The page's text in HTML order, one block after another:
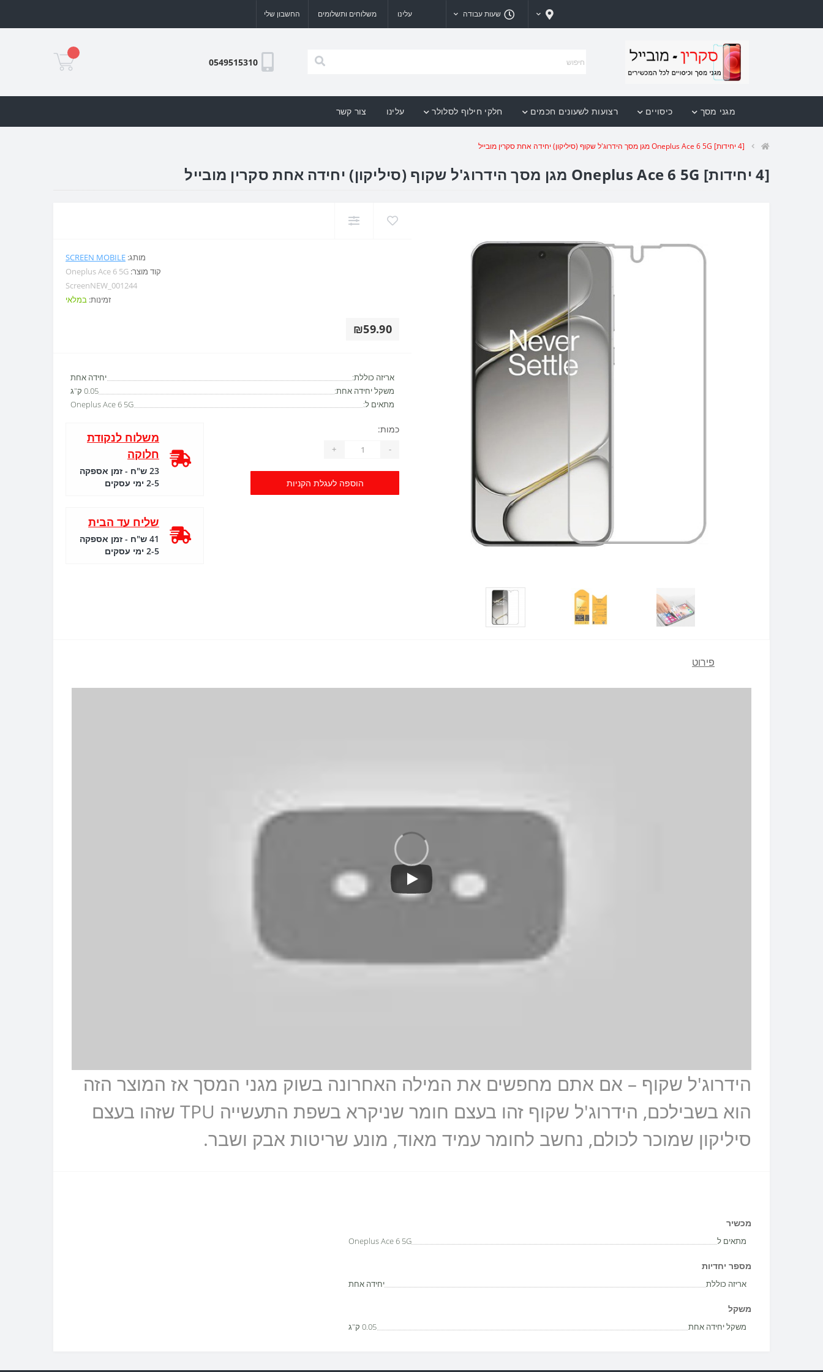
שעות עבודה עלינו משלוחים ותשלומים החשבון שלי
0549515310
מגני מסך כיסויים רצועות לשעונים חכמים חלקי חילוף לסלולר עלינו צור קשר
[4 יחידות] Oneplus Ace 6 5G מגן מסך הידרוג'ל שקוף (סיליקון) יחידה אחת סקרין מובייל
[4 יחידות] Oneplus Ace 6 5G מגן מסך הידרוג'ל שקוף (סיליקון) יחידה אחת סקרין מובייל
מותג: SCREEN MOBILE
קוד מוצר: Oneplus Ace 6 5G
ScreenNEW_001244
זמינות: במלאי
₪59.90
אריזה כוללת:
יחידה אחת
משקל יחידה אחת:
0.05 ק"ג
מתאים ל:
Oneplus Ace 6 5G
כמות:
-
+
הוספה לעגלת הקניות
משלוח לנקודת
חלוקה
23 ש"ח - זמן אספקה
2-5 ימי עסקים
שליח עד הבית
41 ש"ח - זמן אספקה
2-5 ימי עסקים
פירוט
הידרוג'ל שקוף – אם אתם מחפשים את המילה האחרונה בשוק מגני המסך אז המוצר הזה
הוא בשבילכם, הידרוג'ל שקוף זהו בעצם חומר שניקרא בשפת התעשייה TPU שזהו בעצם
סיליקון שמוכר לכולם, נחשב לחומר עמיד מאוד, מונע שריטות אבק ושבר.
מכשיר
מתאים ל Oneplus Ace 6 5G
מספר יחדיות
אריזה כוללת יחידה אחת
משקל
משקל יחידה אחת 0.05 ק"ג